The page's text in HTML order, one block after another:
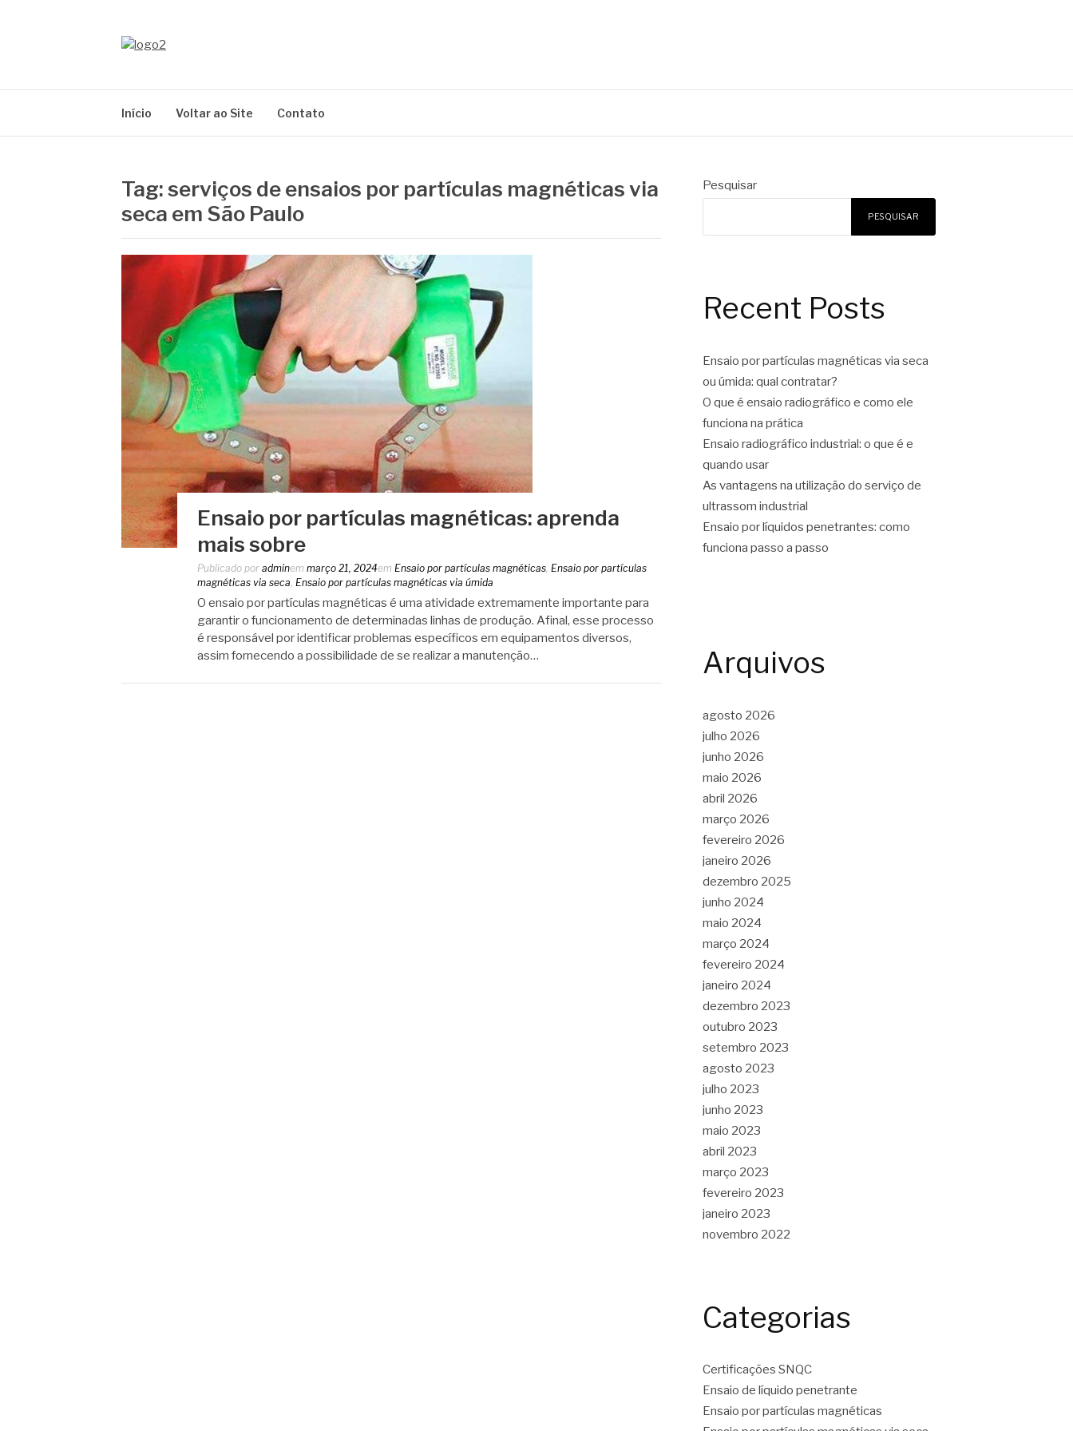
Início Voltar ao Site Contato
Tag:serviços de ensaios por partículas magnéticas via
seca em São Paulo
Ensaio por partículas magnéticas: aprenda
mais sobre
Publicado por adminem março 21, 2024em Ensaio por partículas magnéticas, Ensaio por partículas
magnéticas via seca, Ensaio por partículas magnéticas via úmida
O ensaio por partículas magnéticas é uma atividade extremamente importante para
garantir o funcionamento de determinadas linhas de produção. Afinal, esse processo
é responsável por identificar problemas específicos em equipamentos diversos,
assim fornecendo a possibilidade de se realizar a manutenção…
Pesquisar
PESQUISAR
Recent Posts
Ensaio por partículas magnéticas via seca
ou úmida: qual contratar?
O que é ensaio radiográfico e como ele
funciona na prática
Ensaio radiográfico industrial: o que é e
quando usar
As vantagens na utilização do serviço de
ultrassom industrial
Ensaio por líquidos penetrantes: como
funciona passo a passo
Arquivos
agosto 2026
julho 2026
junho 2026
maio 2026
abril 2026
março 2026
fevereiro 2026
janeiro 2026
dezembro 2025
junho 2024
maio 2024
março 2024
fevereiro 2024
janeiro 2024
dezembro 2023
outubro 2023
setembro 2023
agosto 2023
julho 2023
junho 2023
maio 2023
abril 2023
março 2023
fevereiro 2023
janeiro 2023
novembro 2022
Categorias
Certificações SNQC
Ensaio de líquido penetrante
Ensaio por partículas magnéticas